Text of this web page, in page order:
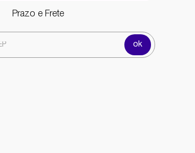
Prazo e Frete
ok